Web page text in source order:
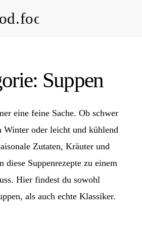
me
with me
Suppen
eine feine Sache. Ob schwer
Winter oder leicht und kühlend
Zutaten, Kräuter und
diese Suppenrezepte zu einem
Hier findest du sowohl
als auch echte Klassiker.